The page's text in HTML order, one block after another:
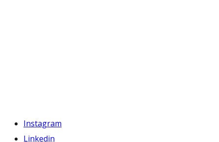
Instagram
Linkedin